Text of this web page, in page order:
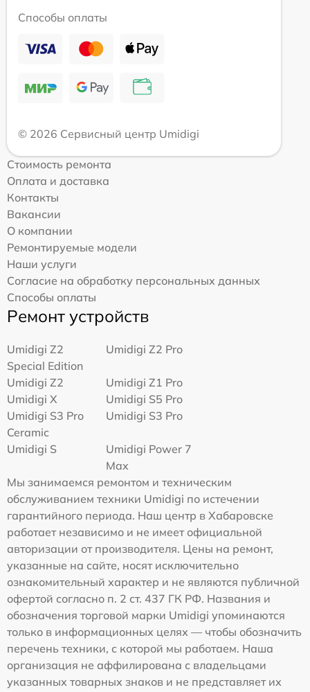
Способы оплаты
© 2026 Сервисный центр Umidigi
Стоимость ремонта
Оплата и доставка
Контакты
Вакансии
О компании
Ремонтируемые модели
Наши услуги
Согласие на обработку персональных данных
Способы оплаты
Ремонт устройств
Umidigi Z2
Special Edition
Umidigi Z2 Pro
Umidigi Z2
Umidigi Z1 Pro
Umidigi X
Umidigi S5 Pro
Umidigi S3 Pro
Ceramic
Umidigi S3 Pro
Umidigi S
Umidigi Power 7
Max
Мы занимаемся ремонтом и техническим
обслуживанием техники Umidigi по истечении
гарантийного периода. Наш центр в Хабаровске
работает независимо и не имеет официальной
авторизации от производителя. Цены на ремонт,
указанные на сайте, носят исключительно
ознакомительный характер и не являются публичной
офертой согласно п. 2 ст. 437 ГК РФ. Названия и
обозначения торговой марки Umidigi упоминаются
только в информационных целях — чтобы обозначить
перечень техники, с которой мы работаем. Наша
организация не аффилирована с владельцами
указанных товарных знаков и не представляет их